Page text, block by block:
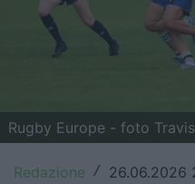
United Rugby
Top14
Champions Cup
Challenge Cup
Rugby Europe - foto
Redazione / 26.06.2026